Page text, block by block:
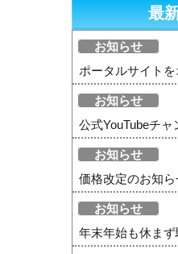
最
お知らせ
ポータルサイト
お知らせ
公式YouTubeチャ
お知らせ
価格改定のお知ら
お知らせ
年末年始も休まず